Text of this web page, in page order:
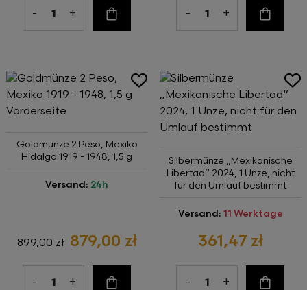
- + Zum Warenkorb
- + Zum
Goldmünze 2 Peso, Mexiko
Hidalgo 1919 - 1948, 1,5 g
Versand: 24h
899,00 zł 879,00 zł
- +
Silbermünze „Mexikanische
Libertad“ 2024, 1 Unze, nicht
für den Umlauf bestimmt
Versand: 11 Werktage
361,47 zł
- +